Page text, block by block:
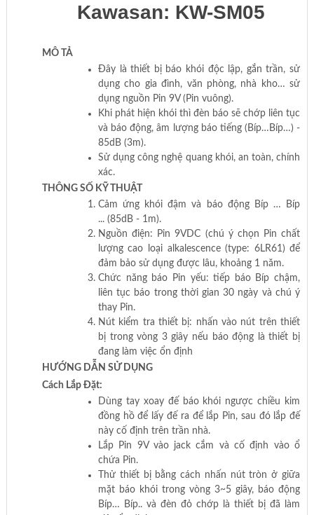
Kawasan: KW-SM05
MÔ TẢ
Đây là thiết bị báo khói độc lập, gắn trần, sử
dụng cho gia đình, văn phòng, nhà kho… sử
dụng nguồn Pin 9V (Pin vuông).
Khi phát hiện khói thì đèn báo sẽ chớp liên tục
và báo động, âm lượng báo tiếng (Bíp…Bíp…) -
85dB (3m).
Sử dụng công nghệ quang khói, an toàn, chính
xác.
THÔNG SỐ KỸ THUẬT
Cảm ứng khói đậm và báo động Bíp … Bíp
... (85dB - 1m).
Nguồn điện: Pin 9VDC (chú ý chọn Pin chất
lượng cao loại alkalescence (type: 6LR61) để
đảm bảo sử dụng được lâu, khoảng 1 năm.
Chức năng báo Pin yếu: tiếp báo Bíp chậm,
liên tục báo trong thời gian 30 ngày và chú ý
thay Pin.
Nút kiểm tra thiết bị: nhấn vào nút trên thiết
bị trong vòng 3 giây nếu báo động là thiết bị
đang làm việc ổn định
HƯỚNG DẪN SỬ DỤNG
Cách Lắp Đặt:
Dùng tay xoay đế báo khói ngược chiều kim
đồng hồ để lấy đế ra để lắp Pin, sau đó lắp đế
này cố định trên trần nhà.
Lắp Pin 9V vào jack cắm và cố định vào ổ
chứa Pin.
Thử thiết bị bằng cách nhấn nút tròn ở giữa
mặt báo khói trong vòng 3~5 giây, báo động
Bíp… Bíp.. và đèn đỏ chớp là thiết bị đã làm